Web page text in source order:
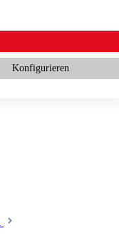
Konfigurieren